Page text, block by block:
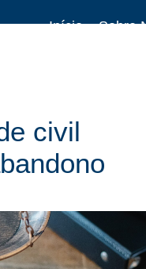
Início
Sobre
civil